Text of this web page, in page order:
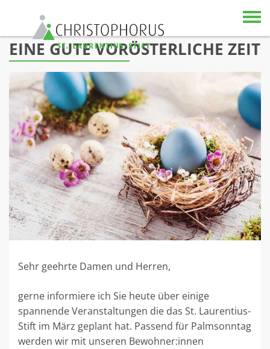
Skip to content
EINE GUTE VORÖSTERLICHE ZEIT
Sehr geehrte Damen und Herren,
gerne informiere ich Sie heute über einige
spannende Veranstaltungen die das St. Laurentius-
Stift im März geplant hat. Passend für Palmsonntag
werden wir mit unseren Bewohner:innen